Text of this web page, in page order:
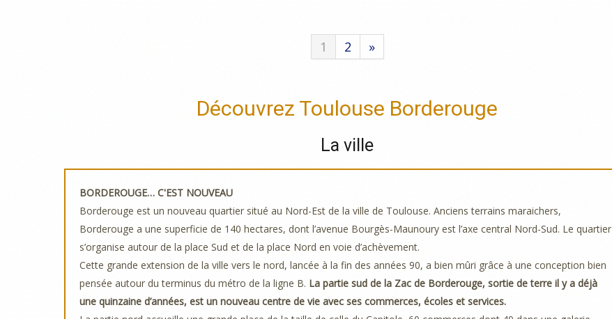
1 2 »
Découvrez Toulouse Borderouge
La ville
BORDEROUGE… C'EST NOUVEAU
Borderouge est un nouveau quartier situé au Nord-Est de la ville de Toulouse. Anciens terrains maraichers,
Borderouge a une superficie de 140 hectares, dont l’avenue Bourgès-Maunoury est l’axe central Nord-Sud. Le quartier
s’organise autour de la place Sud et de la place Nord en voie d’achèvement.
Cette grande extension de la ville vers le nord, lancée à la fin des années 90, a bien mûri grâce à une conception bien
pensée autour du terminus du métro de la ligne B. La partie sud de la Zac de Borderouge, sortie de terre il y a déjà
une quinzaine d’années, est un nouveau centre de vie avec ses commerces, écoles et services.